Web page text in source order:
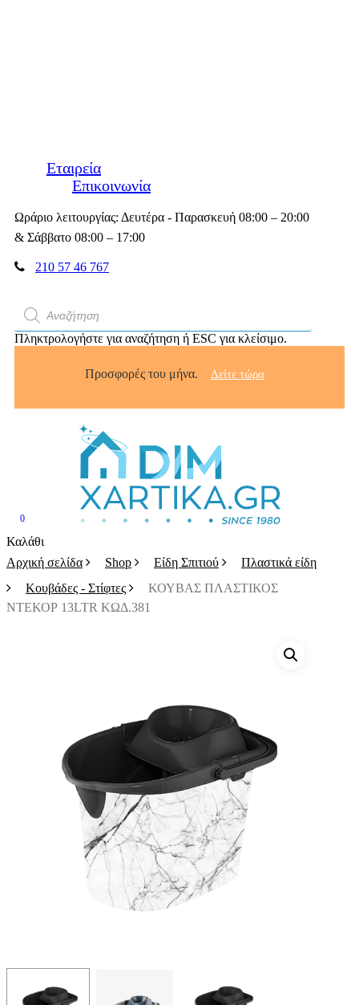
Εταιρεία
Επικοινωνία
Ωράριο λειτουργίας: Δευτέρα - Παρασκευή 08:00 – 20:00
& Σάββατο 08:00 – 17:00
210 57 46 767
Αναζήτηση
προϊόντων
Πληκτρολογήστε για αναζήτηση ή ESC για κλείσιμο.
Προσφορές του μήνα. Δείτε τώρα
search
account
0
Menu
Καλάθι
καλαθιού
Αρχική σελίδα Shop Είδη Σπιτιού
Πλαστικά είδη
Κουβάδες - Στίφτες
ΚΟΥΒΑΣ ΠΛΑΣΤΙΚΟΣ
ΝΤΕΚΟΡ 13LTR ΚΩΔ.381